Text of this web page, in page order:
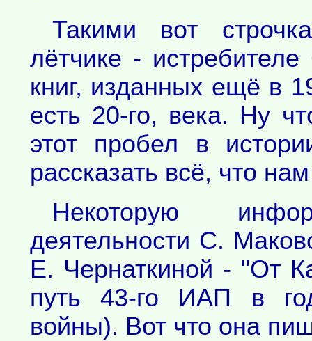
Такими вот
лётчике -
книг, изданных ещё в
есть 20-го, века. Ну
этот пробел в
рассказать всё, что
Некоторую
деятельности С.
Е. Чернаткиной - "От
путь 43-го ИАП в
войны). Вот что она